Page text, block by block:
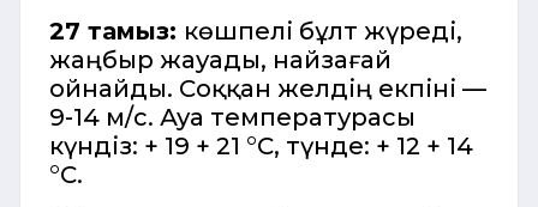
27 тамыз: көшпелі бұлт жүреді,
жаңбыр жауады, найзағай
ойнайды. Соққан желдің екпіні —
9-14 м/с. Ауа температурасы
күндіз: + 19 + 21 °C, түнде: + 12 + 14
°C.